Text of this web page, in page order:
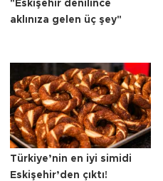
"Eskişehir denilince
aklınıza gelen üç şey"
Türkiye’nin en iyi simidi
Eskişehir’den çıktı!